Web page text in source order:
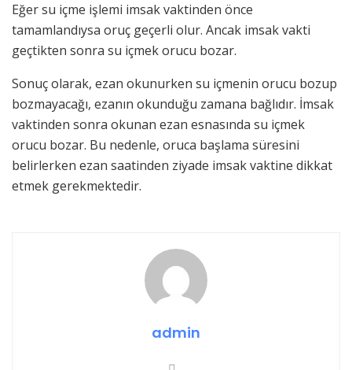
Eğer su içme işlemi imsak vaktinden önce
tamamlandıysa oruç geçerli olur. Ancak imsak vakti
geçtikten sonra su içmek orucu bozar.
Sonuç olarak, ezan okunurken su içmenin orucu bozup
bozmayacağı, ezanın okunduğu zamana bağlıdır. İmsak
vaktinden sonra okunan ezan esnasında su içmek
orucu bozar. Bu nedenle, oruca başlama süresini
belirlerken ezan saatinden ziyade imsak vaktine dikkat
etmek gerekmektedir.
admin